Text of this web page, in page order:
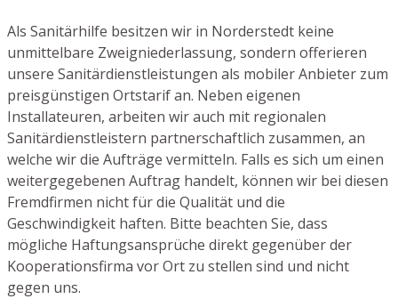
Als Sanitärhilfe besitzen wir in Norderstedt keine
unmittelbare Zweigniederlassung, sondern offerieren
unsere Sanitärdienstleistungen als mobiler Anbieter zum
preisgünstigen Ortstarif an. Neben eigenen
Installateuren, arbeiten wir auch mit regionalen
Sanitärdienstleistern partnerschaftlich zusammen, an
welche wir die Aufträge vermitteln. Falls es sich um einen
weitergegebenen Auftrag handelt, können wir bei diesen
Fremdfirmen nicht für die Qualität und die
Geschwindigkeit haften. Bitte beachten Sie, dass
mögliche Haftungsansprüche direkt gegenüber der
Kooperationsfirma vor Ort zu stellen sind und nicht
gegen uns.